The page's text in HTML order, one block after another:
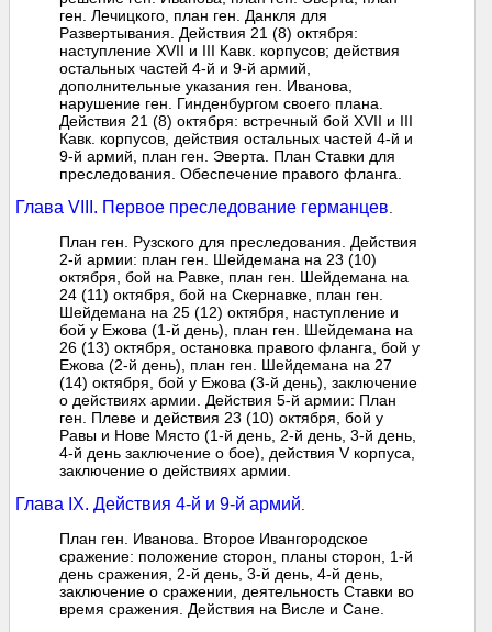
ген. Лечицкого, план ген. Данкля для
Развертывания. Действия 21 (8) октября:
наступление XVII и III Кавк. корпусов; действия
остальных частей 4-й и 9-й армий,
дополнительные указания ген. Иванова,
нарушение ген. Гинденбургом своего плана.
Действия 21 (8) октября: встречный бой XVII и III
Кавк. корпусов, действия остальных частей 4-й и
9-й армий, план ген. Эверта. План Ставки для
преследования. Обеспечение правого фланга.
Глава VIII. Первое преследование германцев
План ген. Рузского для преследования. Действия
2-й армии: план ген. Шейдемана на 23 (10)
октября, бой на Равке, план ген. Шейдемана на
24 (11) октября, бой на Скернавке, план ген.
Шейдемана на 25 (12) октября, наступление и
бой у Ежова (1-й день), план ген. Шейдемана на
26 (13) октября, остановка правого фланга, бой у
Ежова (2-й день), план ген. Шейдемана на 27
(14) октября, бой у Ежова (3-й день), заключение
о действиях армии. Действия 5-й армии: План
ген. Плеве и действия 23 (10) октября, бой у
Равы и Нове Място (1-й день, 2-й день, 3-й день,
4-й день заключение о бое), действия V корпуса,
заключение о действиях армии.
Глава IX. Действия 4-й и 9-й армий
План ген. Иванова. Второе Ивангородское
сражение: положение сторон, планы сторон, 1-й
день сражения, 2-й день, 3-й день, 4-й день,
заключение о сражении, деятельность Ставки во
время сражения. Действия на Висле и Сане.